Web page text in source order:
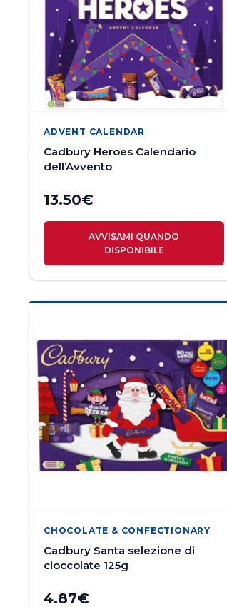
ADVENT CALENDAR
Cadbury Heroes Calendario
dell’Avvento
13.50€
AVVISAMI QUANDO
DISPONIBILE
CHOCOLATE & CONFECTIONARY
Cadbury Santa selezione di
cioccolate 125g
4.87€